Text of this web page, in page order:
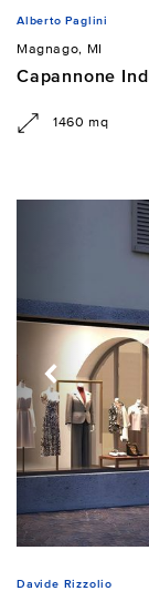
Alberto Paglini
Magnago, MI
Capannone
1460 mq
Davide Rizzolio